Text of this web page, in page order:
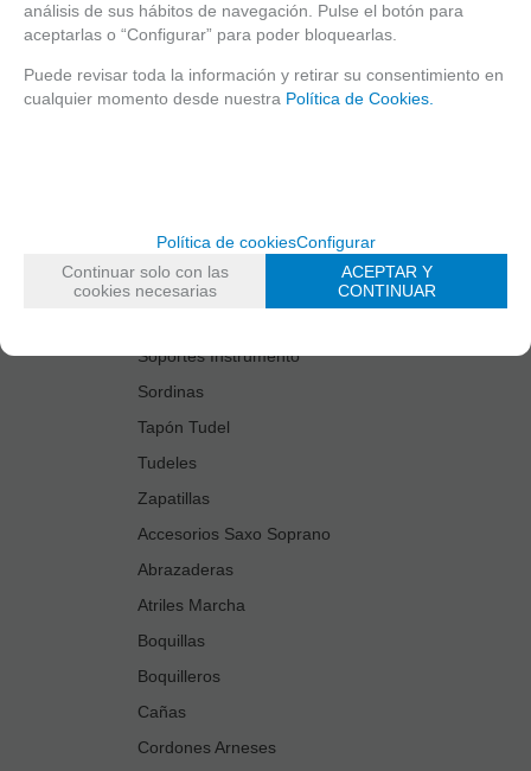
Cortacañas
Deflector Saxo Tenor
Estuches Guardacañas
Limpiadores
Protectores Boquilla
Soportes Instrumento
Sordinas
Tapón Tudel
Tudeles
Zapatillas
Accesorios Saxo Soprano
Abrazaderas
Atriles Marcha
Boquillas
Boquilleros
Cañas
Cordones Arneses
análisis de sus hábitos de navegación. Pulse el botón para
aceptarlas o “Configurar” para poder bloquearlas.
Puede revisar toda la información y retirar su consentimiento en
cualquier momento desde nuestra Política de Cookies.
Política de cookiesConfigurar
Continuar solo con las
cookies necesarias
ACEPTAR Y
CONTINUAR